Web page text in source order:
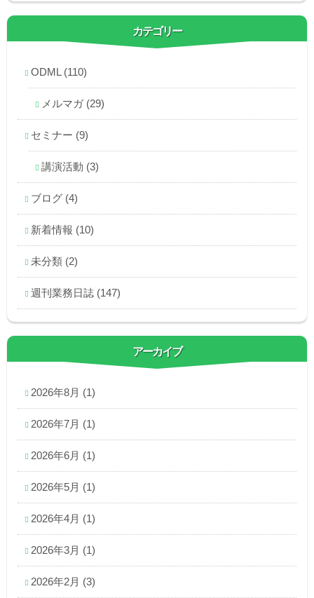
カテゴリー
ODML (110)
メルマガ (29)
セミナー (9)
講演活動 (3)
ブログ (4)
新着情報 (10)
未分類 (2)
週刊業務日誌 (147)
アーカイブ
2026年8月 (1)
2026年7月 (1)
2026年6月 (1)
2026年5月 (1)
2026年4月 (1)
2026年3月 (1)
2026年2月 (3)